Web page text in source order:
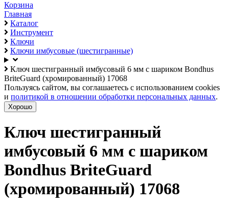
Корзина
Главная
Каталог
Инструмент
Ключи
Ключи имбусовые (шестигранные)
Ключ шестигранный имбусовый 6 мм с шариком Bondhus
BriteGuard (хромированный) 17068
Пользуясь сайтом, вы соглашаетесь с использованием cookies
и политикой в отношении обработки персональных данных.
Хорошо
Ключ шестигранный
имбусовый 6 мм с шариком
Bondhus BriteGuard
(хромированный) 17068